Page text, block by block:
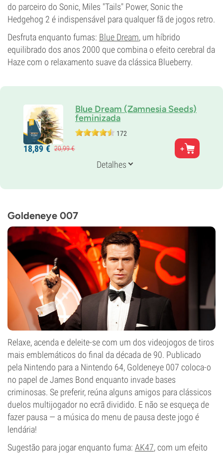
do parceiro do Sonic, Miles "Tails" Power, Sonic the
Hedgehog 2 é indispensável para qualquer fã de jogos retro.
Desfruta enquanto fumas: Blue Dream, um híbrido
equilibrado dos anos 2000 que combina o efeito cerebral da
Haze com o relaxamento suave da clássica Blueberry.
Blue Dream (Zamnesia Seeds)
feminizada
172
Pais
Blueberry x Haze
80% Sativa
9-10 semanas
CBD
0-1%
Tipo de floração
Período de luz
18,89 € 20,99€
Detalhes
Goldeneye 007
Relaxe, acenda e deleite-se com um dos videojogos de tiros
mais emblemáticos do final da década de 90. Publicado
pela Nintendo para a Nintendo 64, Goldeneye 007 coloca-o
no papel de James Bond enquanto invade bases
criminosas. Se preferir, reúna alguns amigos para clássicos
duelos multijogador no ecrã dividido. E não se esqueça de
fazer pausa — a música do menu de pausa deste jogo é
lendária!
Sugestão para jogar enquanto fuma: AK47, com um efeito